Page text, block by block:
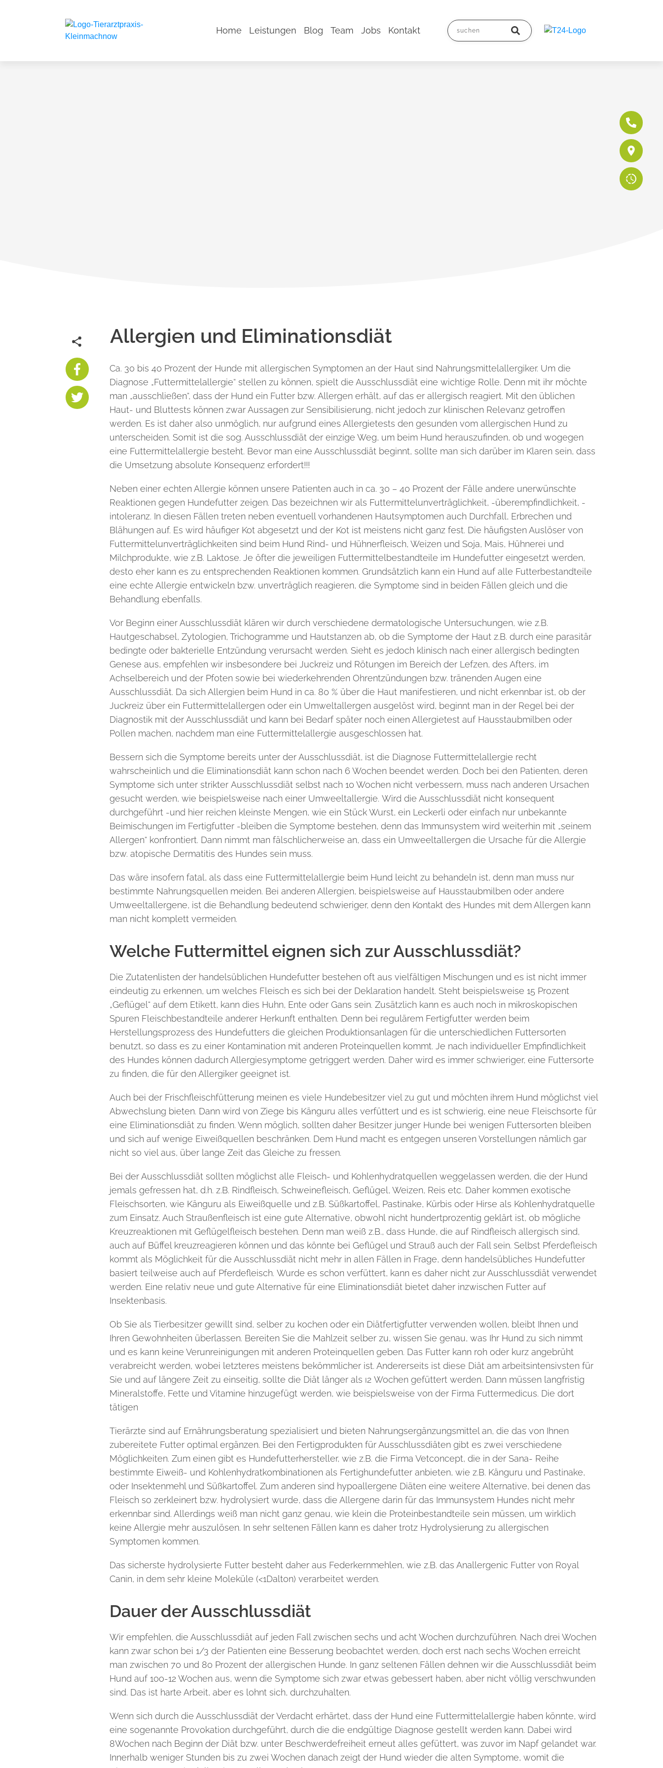
Home Leistungen Blog Team Jobs Kontakt
Allergien und Eliminations­diät
Ca. 30 bis 40 Prozent der Hunde mit allergischen Symptomen an der Haut sind Nahrungsmittelallergiker. Um die
Diagnose „Futtermittelallergie“ stellen zu können, spielt die Ausschlussdiät eine wichtige Rolle. Denn mit ihr möchte
man „ausschließen“, dass der Hund ein Futter bzw. Allergen erhält, auf das er allergisch reagiert. Mit den üblichen
Haut- und Bluttests können zwar Aussagen zur Sensibilisierung, nicht jedoch zur klinischen Relevanz getroffen
werden. Es ist daher also unmöglich, nur aufgrund eines Allergietests den gesunden vom allergischen Hund zu
unterscheiden. Somit ist die sog. Ausschlussdiät der einzige Weg, um beim Hund herauszufinden, ob und wogegen
eine Futtermittelallergie besteht. Bevor man eine Ausschlussdiät beginnt, sollte man sich darüber im Klaren sein, dass
die Umsetzung absolute Konsequenz erfordert!!!
Neben einer echten Allergie können unsere Patienten auch in ca. 30 – 40 Prozent der Fälle andere unerwünschte
Reaktionen gegen Hundefutter zeigen. Das bezeichnen wir als Futtermittelunverträglichkeit, -überempfindlichkeit, -
intoleranz. In diesen Fällen treten neben eventuell vorhandenen Hautsymptomen auch Durchfall, Erbrechen und
Blähungen auf. Es wird häufiger Kot abgesetzt und der Kot ist meistens nicht ganz fest. Die häufigsten Auslöser von
Futtermittelunverträglichkeiten sind beim Hund Rind- und Hühnerfleisch, Weizen und Soja, Mais, Hühnerei und
Milchprodukte, wie z.B. Laktose. Je öfter die jeweiligen Futtermittelbestandteile im Hundefutter eingesetzt werden,
desto eher kann es zu entsprechenden Reaktionen kommen. Grundsätzlich kann ein Hund auf alle Futterbestandteile
eine echte Allergie entwickeln bzw. unverträglich reagieren, die Symptome sind in beiden Fällen gleich und die
Behandlung ebenfalls.
Vor Beginn einer Ausschlussdiät klären wir durch verschiedene dermatologische Untersuchungen, wie z.B.
Hautgeschabsel, Zytologien, Trichogramme und Hautstanzen ab, ob die Symptome der Haut z.B. durch eine parasitär
bedingte oder bakterielle Entzündung verursacht werden. Sieht es jedoch klinisch nach einer allergisch bedingten
Genese aus, empfehlen wir insbesondere bei Juckreiz und Rötungen im Bereich der Lefzen, des Afters, im
Achselbereich und der Pfoten sowie bei wiederkehrenden Ohrentzündungen bzw. tränenden Augen eine
Ausschlussdiät. Da sich Allergien beim Hund in ca. 80 % über die Haut manifestieren, und nicht erkennbar ist, ob der
Juckreiz über ein Futtermittelallergen oder ein Umweltallergen ausgelöst wird, beginnt man in der Regel bei der
Diagnostik mit der Ausschlussdiät und kann bei Bedarf später noch einen Allergietest auf Hausstaubmilben oder
Pollen machen, nachdem man eine Futtermittelallergie ausgeschlossen hat.
Bessern sich die Symptome bereits unter der Ausschlussdiät, ist die Diagnose Futtermittelallergie recht
wahrscheinlich und die Eliminationsdiät kann schon nach 6 Wochen beendet werden. Doch bei den Patienten, deren
Symptome sich unter strikter Ausschlussdiät selbst nach 10 Wochen nicht verbessern, muss nach anderen Ursachen
gesucht werden, wie beispielsweise nach einer Umweeltallergie. Wird die Ausschlussdiät nicht konsequent
durchgeführt -und hier reichen kleinste Mengen, wie ein Stück Wurst, ein Leckerli oder einfach nur unbekannte
Beimischungen im Fertigfutter -bleiben die Symptome bestehen, denn das Immunsystem wird weiterhin mit „seinem
Allergen“ konfrontiert. Dann nimmt man fälschlicherweise an, dass ein Umweeltallergen die Ursache für die Allergie
bzw. atopische Dermatitis des Hundes sein muss.
Das wäre insofern fatal, als dass eine Futtermittelallergie beim Hund leicht zu behandeln ist, denn man muss nur
bestimmte Nahrungsquellen meiden. Bei anderen Allergien, beispielsweise auf Hausstaubmilben oder andere
Umweeltallergene, ist die Behandlung bedeutend schwieriger, denn den Kontakt des Hundes mit dem Allergen kann
man nicht komplett vermeiden.
Welche Futtermittel eignen sich zur Ausschlussdiät?
Die Zutatenlisten der handelsüblichen Hundefutter bestehen oft aus vielfältigen Mischungen und es ist nicht immer
eindeutig zu erkennen, um welches Fleisch es sich bei der Deklaration handelt. Steht beispielsweise 15 Prozent
„Geflügel“ auf dem Etikett, kann dies Huhn, Ente oder Gans sein. Zusätzlich kann es auch noch in mikroskopischen
Spuren Fleischbestandteile anderer Herkunft enthalten. Denn bei regulärem Fertigfutter werden beim
Herstellungsprozess des Hundefutters die gleichen Produktionsanlagen für die unterschiedlichen Futtersorten
benutzt, so dass es zu einer Kontamination mit anderen Proteinquellen kommt. Je nach individueller Empfindlichkeit
des Hundes können dadurch Allergiesymptome getriggert werden. Daher wird es immer schwieriger, eine Futtersorte
zu finden, die für den Allergiker geeignet ist.
Auch bei der Frischfleischfütterung meinen es viele Hundebesitzer viel zu gut und möchten ihrem Hund möglichst viel
Abwechslung bieten. Dann wird von Ziege bis Känguru alles verfüttert und es ist schwierig, eine neue Fleischsorte für
eine Eliminationsdiät zu finden. Wenn möglich, sollten daher Besitzer junger Hunde bei wenigen Futtersorten bleiben
und sich auf wenige Eiweißquellen beschränken. Dem Hund macht es entgegen unseren Vorstellungen nämlich gar
nicht so viel aus, über lange Zeit das Gleiche zu fressen.
Bei der Ausschlussdiät sollten möglichst alle Fleisch- und Kohlenhydratquellen weggelassen werden, die der Hund
jemals gefressen hat, d.h. z.B. Rindfleisch, Schweinefleisch, Geflügel, Weizen, Reis etc. Daher kommen exotische
Fleischsorten, wie Känguru als Eiweißquelle und z.B. Süßkartoffel, Pastinake, Kürbis oder Hirse als Kohlenhydratquelle
zum Einsatz. Auch Straußenfleisch ist eine gute Alternative, obwohl nicht hundertprozentig geklärt ist, ob mögliche
Kreuzreaktionen mit Geflügelfleisch bestehen. Denn man weiß z.B., dass Hunde, die auf Rindfleisch allergisch sind,
auch auf Büffel kreuzreagieren können und das könnte bei Geflügel und Strauß auch der Fall sein. Selbst Pferdefleisch
kommt als Möglichkeit für die Ausschlussdiät nicht mehr in allen Fällen in Frage, denn handelsübliches Hundefutter
basiert teilweise auch auf Pferdefleisch. Wurde es schon verfüttert, kann es daher nicht zur Ausschlussdiät verwendet
werden. Eine relativ neue und gute Alternative für eine Eliminationsdiät bietet daher inzwischen Futter auf
Insektenbasis.
Ob Sie als Tierbesitzer gewillt sind, selber zu kochen oder ein Diätfertigfutter verwenden wollen, bleibt Ihnen und
Ihren Gewohnheiten überlassen. Bereiten Sie die Mahlzeit selber zu, wissen Sie genau, was Ihr Hund zu sich nimmt
und es kann keine Verunreinigungen mit anderen Proteinquellen geben. Das Futter kann roh oder kurz angebrüht
verabreicht werden, wobei letzteres meistens bekömmlicher ist. Andererseits ist diese Diät am arbeitsintensivsten für
Sie und auf längere Zeit zu einseitig, sollte die Diät länger als ı2 Wochen gefüttert werden. Dann müssen langfristig
Mineralstoffe, Fette und Vitamine hinzugefügt werden, wie beispielsweise von der Firma Futtermedicus. Die dort
tätigen
Tierärzte sind auf Ernährungsberatung spezialisiert und bieten Nahrungsergänzungsmittel an, die das von Ihnen
zubereitete Futter optimal ergänzen. Bei den Fertigprodukten für Ausschlussdiäten gibt es zwei verschiedene
Möglichkeiten. Zum einen gibt es Hundefutterhersteller, wie z.B. die Firma Vetconcept, die in der Sana- Reihe
bestimmte Eiweiß- und Kohlenhydratkombinationen als Fertighundefutter anbieten, wie z.B. Känguru und Pastinake,
oder Insektenmehl und Süßkartoffel. Zum anderen sind hypoallergene Diäten eine weitere Alternative, bei denen das
Fleisch so zerkleinert bzw. hydrolysiert wurde, dass die Allergene darin für das Immunsystem Hundes nicht mehr
erkennbar sind. Allerdings weiß man nicht ganz genau, wie klein die Proteinbestandteile sein müssen, um wirklich
keine Allergie mehr auszulösen. In sehr seltenen Fällen kann es daher trotz Hydrolysierung zu allergischen
Symptomen kommen.
Das sicherste hydrolysierte Futter besteht daher aus Federkernmehlen, wie z.B. das Anallergenic Futter von Royal
Canin, in dem sehr kleine Moleküle (<1Dalton) verarbeitet werden.
Dauer der Ausschlussdiät
Wir empfehlen, die Ausschlussdiät auf jeden Fall zwischen sechs und acht Wochen durchzuführen. Nach drei Wochen
kann zwar schon bei 1/3 der Patienten eine Besserung beobachtet werden, doch erst nach sechs Wochen erreicht
man zwischen 70 und 80 Prozent der allergischen Hunde. In ganz seltenen Fällen dehnen wir die Ausschlussdiät beim
Hund auf 10o-12 Wochen aus, wenn die Symptome sich zwar etwas gebessert haben, aber nicht völlig verschwunden
sind. Das ist harte Arbeit, aber es lohnt sich, durchzuhalten.
Wenn sich durch die Ausschlussdiät der Verdacht erhärtet, dass der Hund eine Futtermittelallergie haben könnte, wird
eine sogenannte Provokation durchgeführt, durch die die endgültige Diagnose gestellt werden kann. Dabei wird
8Wochen nach Beginn der Diät bzw. unter Beschwerdefreiheit erneut alles gefüttert, was zuvor im Napf gelandet war.
Innerhalb weniger Stunden bis zu zwei Wochen danach zeigt der Hund wieder die alten Symptome, womit die